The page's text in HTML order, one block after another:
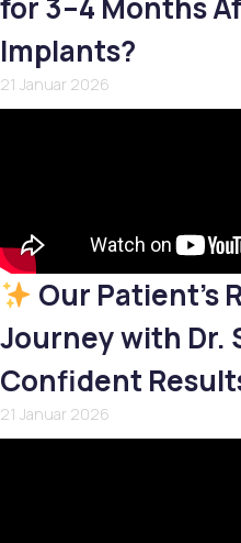
Implants?
21 Januar 2026
Our Patient’s
Journey with Dr.
Confident
21 Januar 2026